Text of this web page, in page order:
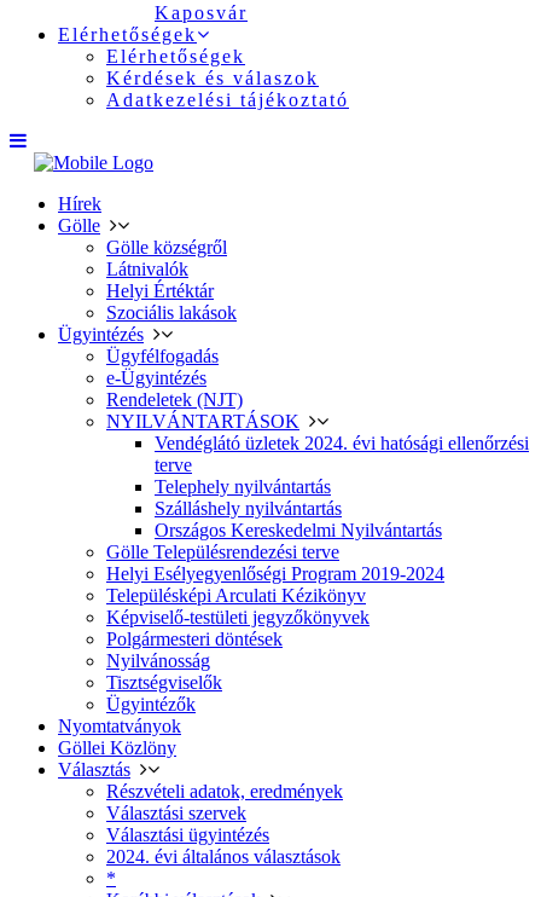
Kaposvár
Elérhetőségek
Elérhetőségek
Kérdések és válaszok
Adatkezelési tájékoztató
Hírek
Gölle
Gölle községről
Látnivalók
Helyi Értéktár
Szociális lakások
Ügyintézés
Ügyfélfogadás
e-Ügyintézés
Rendeletek (NJT)
NYILVÁNTARTÁSOK
Vendéglátó üzletek 2024. évi hatósági ellenőrzési
terve
Telephely nyilvántartás
Szálláshely nyilvántartás
Országos Kereskedelmi Nyilvántartás
Gölle Településrendezési terve
Helyi Esélyegyenlőségi Program 2019-2024
Településképi Arculati Kézikönyv
Képviselő-testületi jegyzőkönyvek
Polgármesteri döntések
Nyilvánosság
Tisztségviselők
Ügyintézők
Nyomtatványok
Göllei Közlöny
Választás
Részvételi adatok, eredmények
Választási szervek
Választási ügyintézés
2024. évi általános választások
*